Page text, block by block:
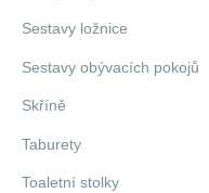
Sestavy ložnice
Sestavy obývacích pokojů
Skříně
Taburety
Toaletní stolky